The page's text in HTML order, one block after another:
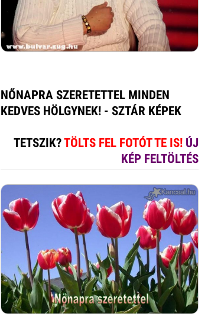
NŐNAPRA SZERETETTEL MINDEN
KEDVES HÖLGYNEK! - SZTÁR KÉPEK
TETSZIK?TÖLTS FEL FOTÓT TE IS! ÚJ
KÉP FELTÖLTÉS